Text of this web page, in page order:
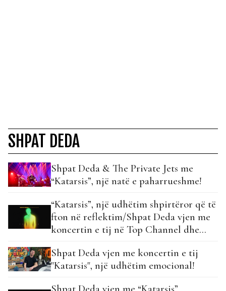
SHPAT DEDA
Shpat Deda & The Private Jets me
“Katarsis”, një natë e paharrueshme!
“Katarsis”, një udhëtim shpirtëror që të
fton në reflektim/Shpat Deda vjen me
koncertin e tij në Top Channel dhe
Shpat Deda vjen me koncertin e tij
"Katarsis", një udhëtim emocional!